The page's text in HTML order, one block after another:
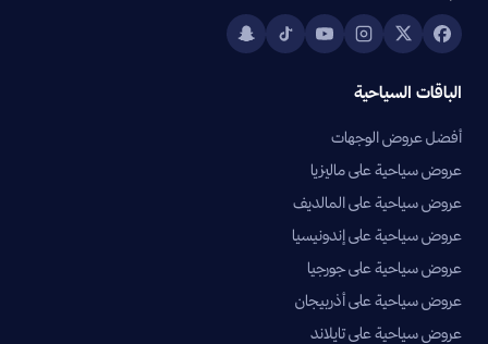
الباقات السياحية
أفضل عروض الوجهات
عروض سياحية على ماليزيا
عروض سياحية على المالديف
عروض سياحية على إندونيسيا
عروض سياحية على جورجيا
عروض سياحية على أذربيجان
عروض سياحية على تايلاند